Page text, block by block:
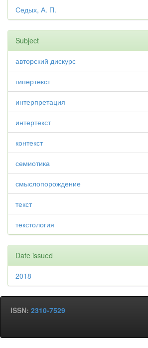
Седых, А. П.
Subject
авторский дискурс
гипертекст
интерпретация
интертекст
контекст
семиотика
смыслопорождение
текст
текстология
Date issued
2018
ISSN: 2310-7529